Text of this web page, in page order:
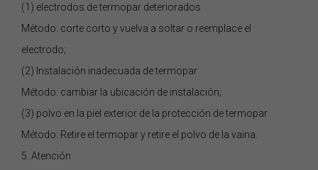
(1) electrodos de termopar deteriorados
Método: corte corto y vuelva a soltar o reemplace el
electrodo;
(2) Instalación inadecuada de termopar
Método: cambiar la ubicación de instalación;
(3) polvo en la piel exterior de la protección de termopar
Método: Retire el termopar y retire el polvo de la vaina.
5. Atención